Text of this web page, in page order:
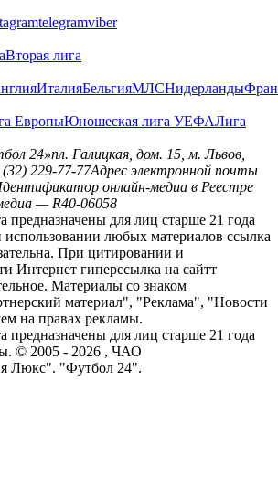
telegramviber
Вторая лига
ИталияБельгияМЛСНидерланды
ЕвропыЮношеская лига УЕФАЛига
24»пл. Галицкая, дом. 15, м. Львов,
229-77-77Адрес электронной почты
онлайн-медиа в Реестре
— R40-06058
предназначены для лиц старше 21 года
любых материалов ссылка
При цитировании и
Интернет гиперссылка на сайтт
Материалы со знаком
материал", "Реклама", "Новости
на правах рекламы.
предназначены для лиц старше 21 года
© 2005 - 2026 , ЧАО
Люкс". "Футбол 24".